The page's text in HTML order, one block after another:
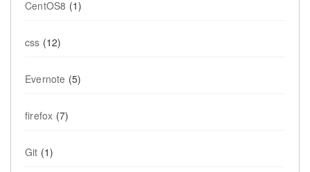
CentOS8 (1)
css (12)
Evernote (5)
firefox (7)
Git (1)